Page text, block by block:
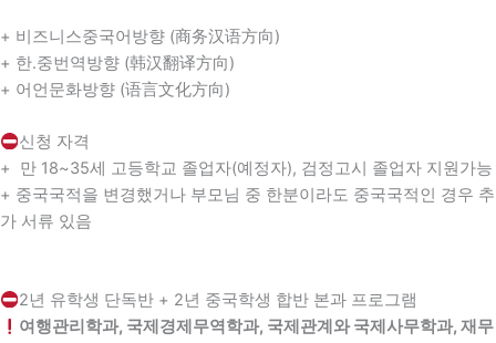
+ 비즈니스중국어방향 (商务汉语方向)
+ 한.중번역방향 (韩汉翻译方向)
+ 어언문화방향 (语言文化方向)
신청 자격
+ 만 18~35세 고등학교 졸업자(예정자), 검정고시 졸업자 지원가능
+ 중국국적을 변경했거나 부모님 중 한분이라도 중국국적인 경우 추
가 서류 있음
2년 유학생 단독반 + 2년 중국학생 합반 본과 프로그램
여행관리학과, 국제경제무역학과, 국제관계와 국제사무학과, 재무